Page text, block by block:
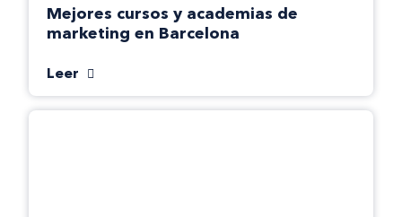
Mejores cursos y academias de
marketing en Barcelona
Leer